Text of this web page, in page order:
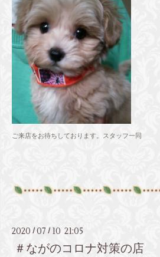
ご来店をお待ちしております。スタッフ一同
2020 /07 / 10 21:05
＃ながのコロナ対策の店